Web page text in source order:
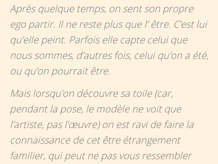
Après quelque temps, on sent son propre
ego partir. Il ne reste plus que l’ être. C’est lui
qu’elle peint. Parfois elle capte celui que
nous sommes, d’autres fois, celui qu’on a été,
ou qu’on pourrait être.
Mais lorsqu’on découvre sa toile (car,
pendant la pose, le modèle ne voit que
l’artiste, pas l’œuvre) on est ravi de faire la
connaissance de cet être étrangement
familier, qui peut ne pas vous ressembler